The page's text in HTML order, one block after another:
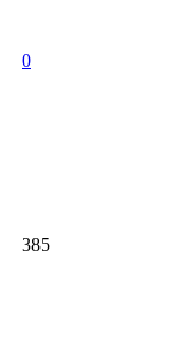
0
385